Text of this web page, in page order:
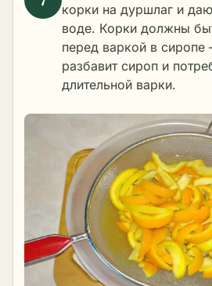
корки на дуршлаг и
воде. Корки должны
перед варкой в сиропе
разбавит сироп и
длительной варки.